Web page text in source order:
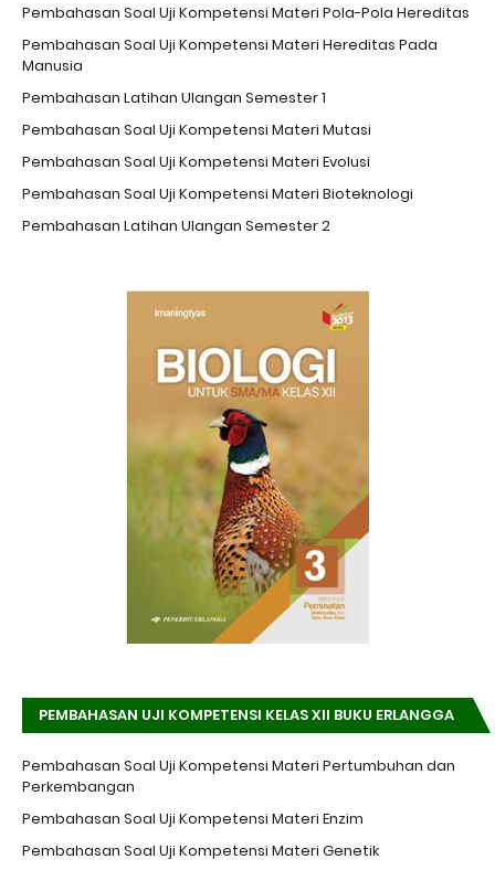
Pembahasan Soal Uji Kompetensi Materi Pola-Pola Hereditas
Pembahasan Soal Uji Kompetensi Materi Hereditas Pada
Manusia
Pembahasan Latihan Ulangan Semester 1
Pembahasan Soal Uji Kompetensi Materi Mutasi
Pembahasan Soal Uji Kompetensi Materi Evolusi
Pembahasan Soal Uji Kompetensi Materi Bioteknologi
Pembahasan Latihan Ulangan Semester 2
PEMBAHASAN UJI KOMPETENSI KELAS XII BUKU ERLANGGA
Pembahasan Soal Uji Kompetensi Materi Pertumbuhan dan
Perkembangan
Pembahasan Soal Uji Kompetensi Materi Enzim
Pembahasan Soal Uji Kompetensi Materi Genetik